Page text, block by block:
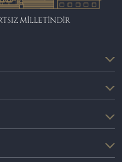
MİLLETİNDİR